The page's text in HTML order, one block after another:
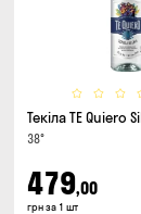
Текіла TE Quiero
38°
479,00
грн за 1 шт